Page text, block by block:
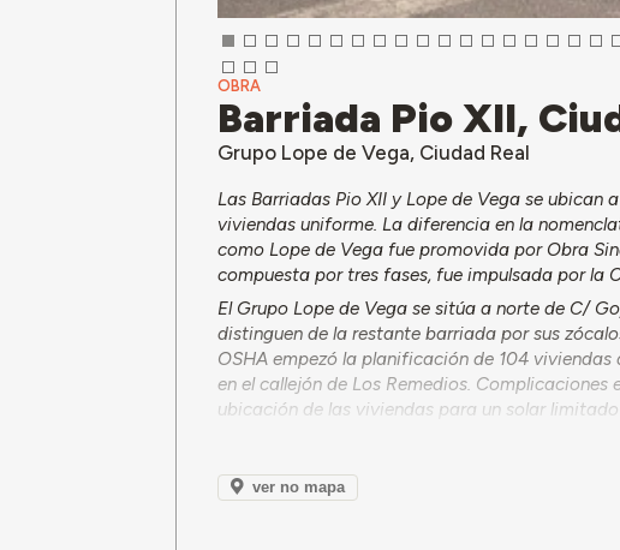
OBRA
Barriada Pio XII,
Grupo Lope de Vega, Ciudad Real
Las Barriadas Pio XII y Lope de Vega se
viviendas uniforme. La diferencia en la
como Lope de Vega fue promovida por Obra
compuesta por tres fases, fue impulsada por la
El Grupo Lope de Vega se sitúa a norte de C/
distinguen de la restante barriada por sus
OSHA empezó la planificación de 104
en el callejón de Los Remedios.
ubicación de las viviendas para un solar
inicial fue diseñado por el difunto arquitecto
reciben provisionalmente a 1962.10.18. En
ver no mapa